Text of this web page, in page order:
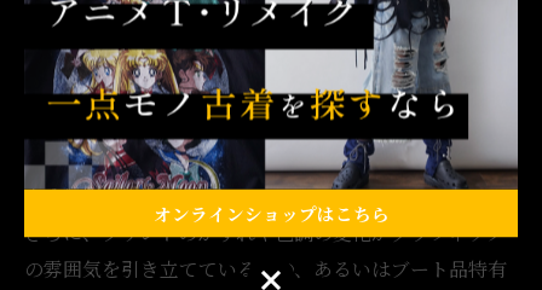
トが強く、キャラクターやロゴが大きく配置されている
ものは、時代を超えて支持されやすいです。また、シル
クスクリーンやラバープリントなどの技法による“質
感”が際立つものは、ヴィンテージとしての価値が高まり
やすい傾向にあります。
さらに、プリントのかすれや色調の変化がグラフィック
の雰囲気を引き立てているもの、あるいはブート品特有
オンラインショップはこちら
オンラインショップはこちら